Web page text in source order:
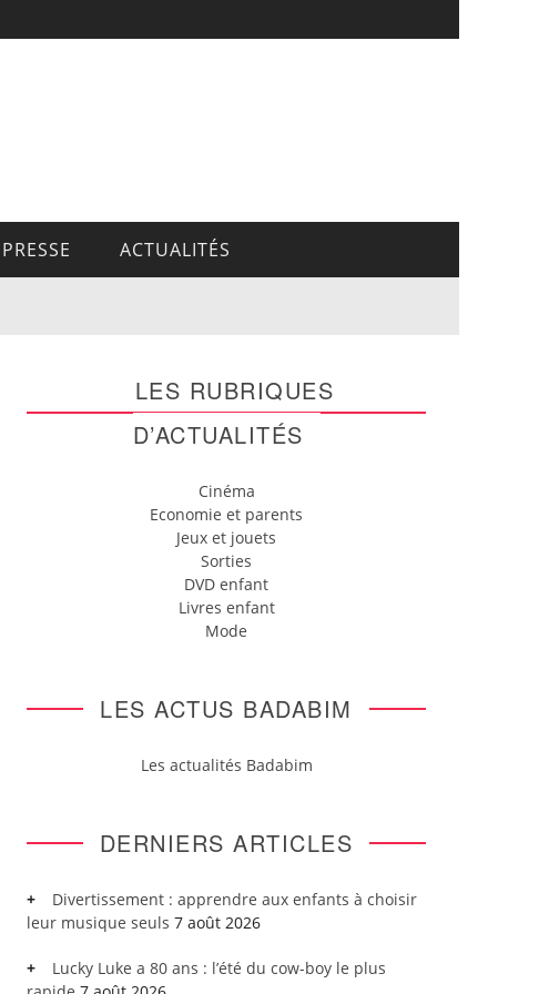
PRESSE ACTUALITÉS
LES RUBRIQUES
D’ACTUALITÉS
Cinéma
Economie et parents
Jeux et jouets
Sorties
DVD enfant
Livres enfant
Mode
LES ACTUS BADABIM
Les actualités Badabim
DERNIERS ARTICLES
Divertissement : apprendre aux enfants à choisir
leur musique seuls 7 août 2026
Lucky Luke a 80 ans : l’été du cow-boy le plus